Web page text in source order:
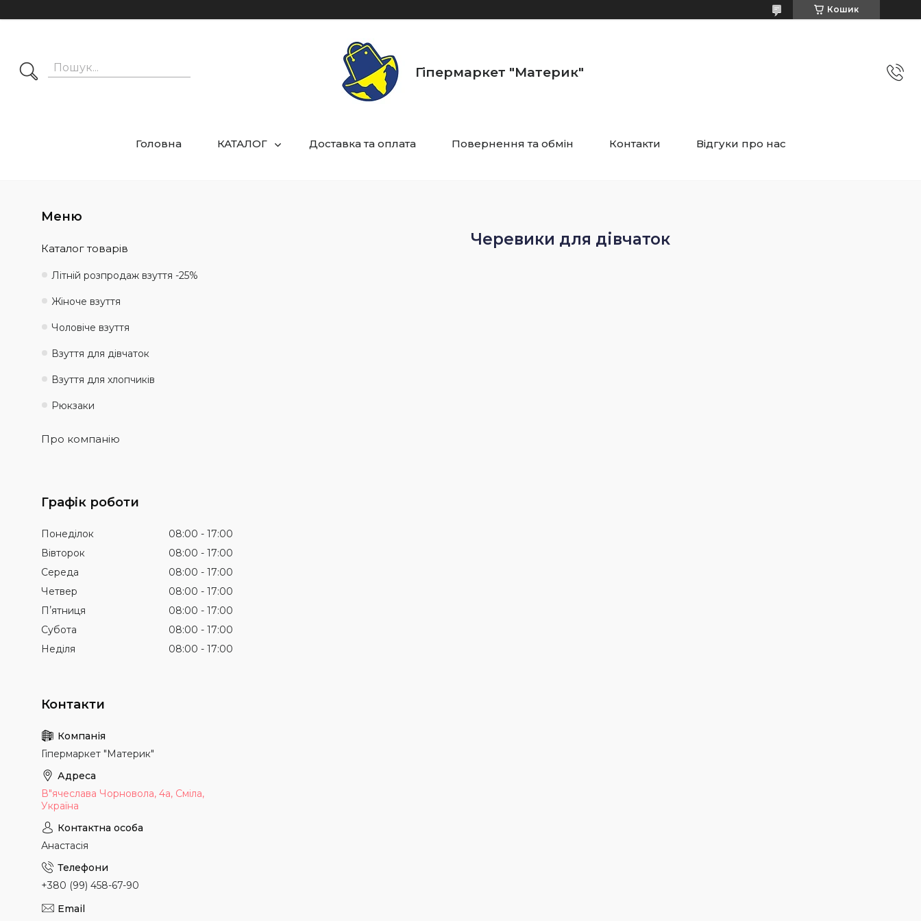
Кошик
Гіпермаркет "Материк"
Головна КАТАЛОГ Доставка та оплата Повернення та обмін Контакти Відгуки про нас
Черевики для дівчаток
Каталог товарів
Літній розпродаж взуття -25%
Жіноче взуття
Чоловіче взуття
Взуття для дівчаток
Взуття для хлопчиків
Рюкзаки
Про компанію
Графік роботи
Понеділок 08:00
17:00
Вівторок
08:00
17:00
Середа
08:00
17:00
Четвер
08:00
17:00
Пʼятниця
08:00
17:00
Субота
08:00
17:00
Неділя
08:00 17:00
Гіпермаркет "Материк"
В"ячеслава Чорновола, 4а, Сміла,
Україна
Анастасія
+380 (99) 458-67-90